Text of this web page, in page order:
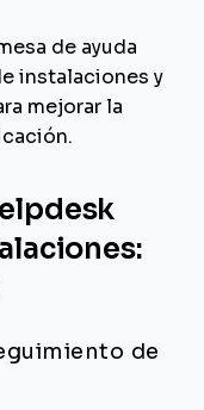
de ayuda
instalaciones y
mejorar la
de